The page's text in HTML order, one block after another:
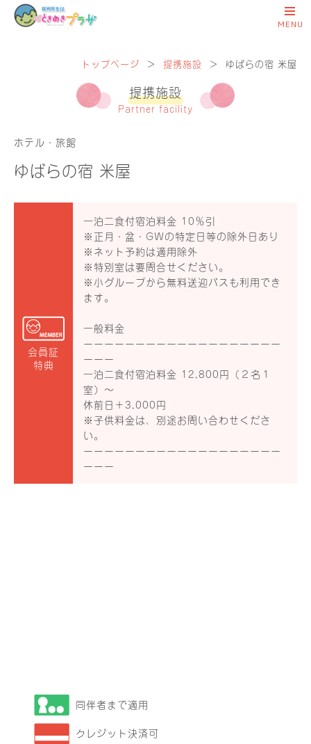
トップページ ＞ 提携施設 ＞ ゆばらの宿 米屋
提携施設
Partner facility
同伴者まで適用
クレジット決済可
ホテル・旅館
ゆばらの宿 米屋
会員証
特典
一泊二食付宿泊料金 10％引
※正月・盆・GWの特定日等の除外日あり
※ネット予約は適用除外
※特別室は要問合せください。
※小グループから無料送迎バスも利用でき
ます。
一般料金
ーーーーーーーーーーーーーーーーーーー
ーーー
一泊二食付宿泊料金 12,800円（２名１
室）〜
休前日＋3,000円
※子供料金は、別途お問い合わせくださ
い。
ーーーーーーーーーーーーーーーーーーー
ーーー